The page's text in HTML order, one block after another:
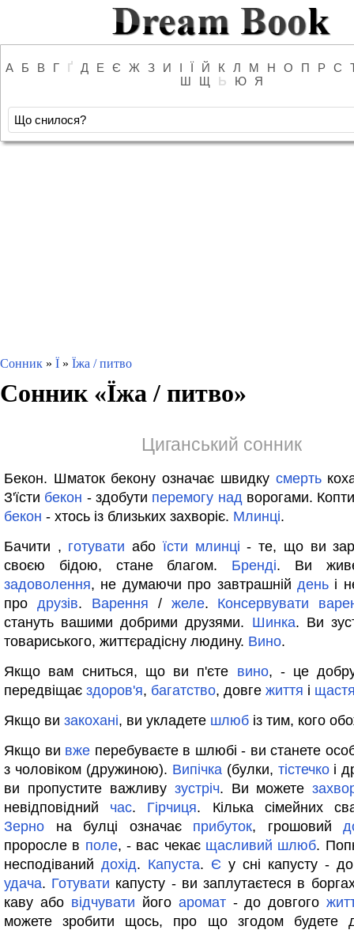
А Б В Г Ґ Д Е Є Ж З И І Ї Й К Л М Н О П Р С
Ш
Щ Ь Ю Я
Сонник » Ї » Їжа / питво
Сонник «Їжа / питво»
Циганський сонник
Бекон. Шматок бекону означає швидку смерть
З'їсти бекон - здобути перемогу надворогами.
бекон - хтось із близьких захворіє. Млинці.
Бачити , готувати або їсти млинці - те, що ви
своєю бідою, стане благом. Бренді. Ви
задоволення, не думаючи про завтрашній деньі
про друзів. Варення / желе. Консервувати
стануть вашими добрими друзями. Шинка. Ви
товариського, життєрадісну людину. Вино.
Якщо вам сниться, що ви п'єте вино, - це
передвіщає здоров'я, багатство, довге життя і
Якщо ви закохані, ви укладете шлюб із тим, кого
Якщо ви вже перебуваєте в шлюбі - ви станете
з чоловіком (дружиною). Випічка(булки, тістечкоі
ви пропустите важливу зустріч. Ви можете
невідповідний час. Гірчиця. Кілька сімейних
Зерно на булці означає прибуток, грошовий
проросле в поле, - вас чекає щасливий шлюб.
несподіваний дохід. Капуста. Є у сні капусту -
удача. Готувати капусту - ви заплутаєтеся в
каву або відчувати його аромат- до довгого
можете зробити щось, про що згодом будете